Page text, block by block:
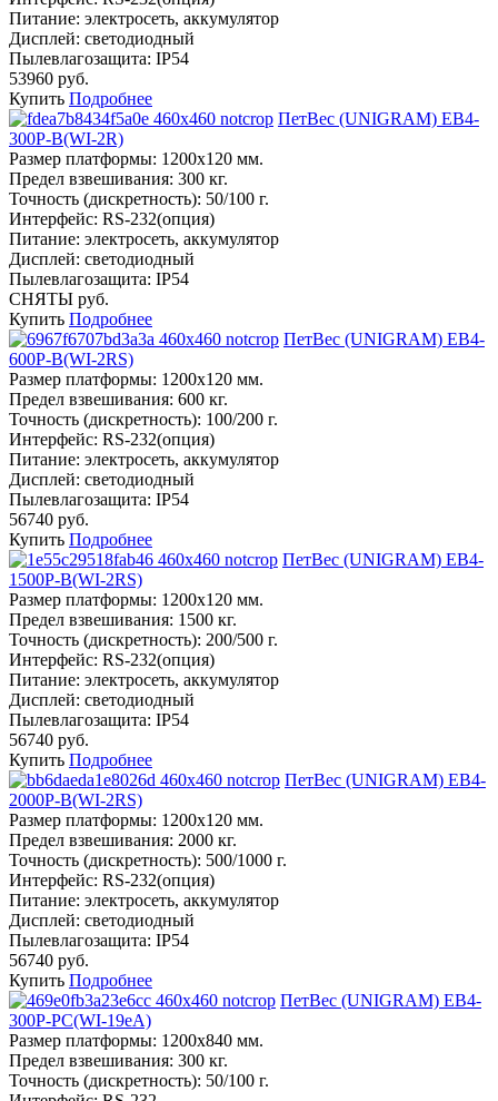
Питание: электросеть, аккумулятор
Дисплей: светодиодный
Пылевлагозащита: IP54
53960 руб.
Купить Подробнее
ПетВес (UNIGRAM) ЕВ4-
300P-В(WI-2R)
Размер платформы: 1200х120 мм.
Предел взвешивания: 300 кг.
Точность (дискретность): 50/100 г.
Интерфейс: RS-232(опция)
Питание: электросеть, аккумулятор
Дисплей: светодиодный
Пылевлагозащита: IP54
СНЯТЫ руб.
Купить Подробнее
ПетВес (UNIGRAM) ЕВ4-
600P-В(WI-2RS)
Размер платформы: 1200х120 мм.
Предел взвешивания: 600 кг.
Точность (дискретность): 100/200 г.
Интерфейс: RS-232(опция)
Питание: электросеть, аккумулятор
Дисплей: светодиодный
Пылевлагозащита: IP54
56740 руб.
Купить Подробнее
ПетВес (UNIGRAM) ЕВ4-
1500P-В(WI-2RS)
Размер платформы: 1200х120 мм.
Предел взвешивания: 1500 кг.
Точность (дискретность): 200/500 г.
Интерфейс: RS-232(опция)
Питание: электросеть, аккумулятор
Дисплей: светодиодный
Пылевлагозащита: IP54
56740 руб.
Купить Подробнее
ПетВес (UNIGRAM) ЕВ4-
2000Р-В(WI-2RS)
Размер платформы: 1200х120 мм.
Предел взвешивания: 2000 кг.
Точность (дискретность): 500/1000 г.
Интерфейс: RS-232(опция)
Питание: электросеть, аккумулятор
Дисплей: светодиодный
Пылевлагозащита: IP54
56740 руб.
Купить Подробнее
ПетВес (UNIGRAM) ЕВ4-
300P-РС(WI-19eA)
Размер платформы: 1200х840 мм.
Предел взвешивания: 300 кг.
Точность (дискретность): 50/100 г.